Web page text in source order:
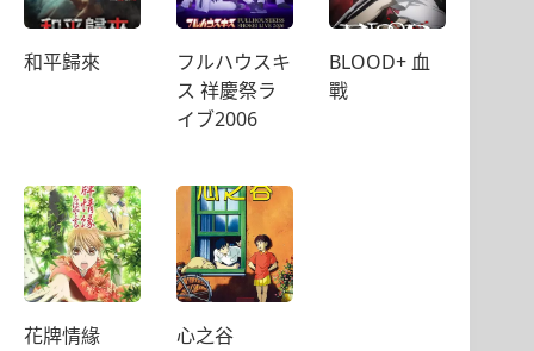
和平歸來
フルハウスキ
ス 祥慶祭ラ
イブ2006
BLOOD+ 血
戰
花牌情緣
心之谷